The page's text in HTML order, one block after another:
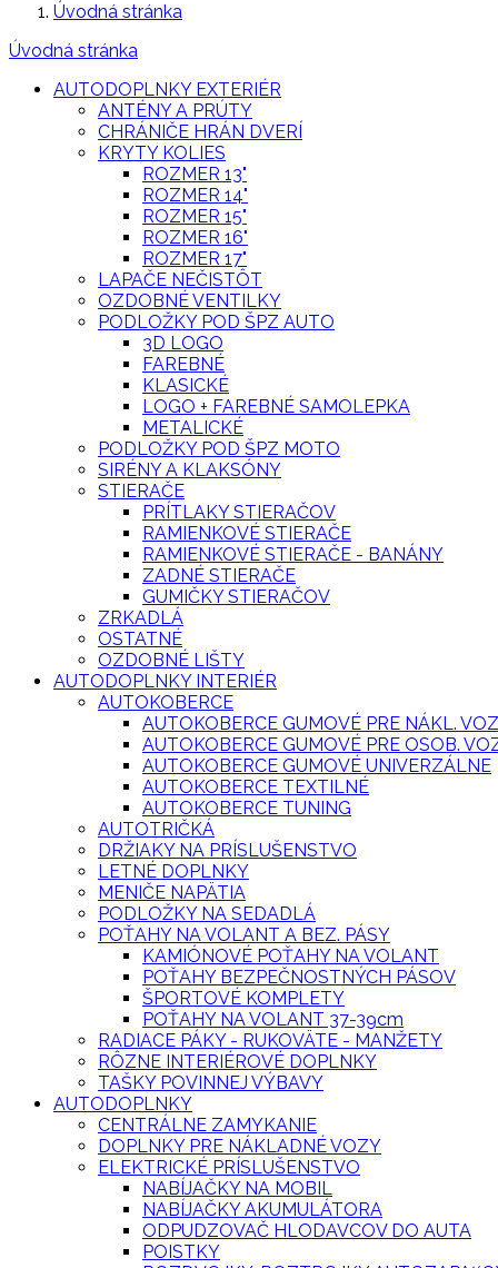
Úvodná stránka
Úvodná stránka
AUTODOPLNKY EXTERIÉR
ANTÉNY A PRÚTY
CHRÁNIČE HRÁN DVERÍ
KRYTY KOLIES
ROZMER 13"
ROZMER 14"
ROZMER 15"
ROZMER 16"
ROZMER 17"
LAPAČE NEČISTÔT
OZDOBNÉ VENTILKY
PODLOŽKY POD ŠPZ AUTO
3D LOGO
FAREBNÉ
KLASICKÉ
LOGO + FAREBNÉ SAMOLEPKA
METALICKÉ
PODLOŽKY POD ŠPZ MOTO
SIRÉNY A KLAKSÓNY
STIERAČE
PRÍTLAKY STIERAČOV
RAMIENKOVÉ STIERAČE
RAMIENKOVÉ STIERAČE - BANÁNY
ZADNÉ STIERAČE
GUMIČKY STIERAČOV
ZRKADLÁ
OSTATNÉ
OZDOBNÉ LIŠTY
AUTODOPLNKY INTERIÉR
AUTOKOBERCE
AUTOKOBERCE GUMOVÉ PRE NÁKL.
AUTOKOBERCE GUMOVÉ PRE OSOB.
AUTOKOBERCE GUMOVÉ UNIVERZÁLNE
AUTOKOBERCE TEXTILNÉ
AUTOKOBERCE TUNING
AUTOTRIČKÁ
DRŽIAKY NA PRÍSLUŠENSTVO
LETNÉ DOPLNKY
MENIČE NAPÄTIA
PODLOŽKY NA SEDADLÁ
POŤAHY NA VOLANT A BEZ. PÁSY
KAMIÓNOVÉ POŤAHY NA VOLANT
POŤAHY BEZPEČNOSTNÝCH PÁSOV
ŠPORTOVÉ KOMPLETY
POŤAHY NA VOLANT 37-39cm
RADIACE PÁKY - RUKOVÄTE - MANŽETY
RÔZNE INTERIÉROVÉ DOPLNKY
TAŠKY POVINNEJ VÝBAVY
AUTODOPLNKY
CENTRÁLNE ZAMYKANIE
DOPLNKY PRE NÁKLADNÉ VOZY
ELEKTRICKÉ PRÍSLUŠENSTVO
NABÍJAČKY NA MOBIL
NABÍJAČKY AKUMULÁTORA
ODPUDZOVAČ HLODAVCOV DO AUTA
POISTKY